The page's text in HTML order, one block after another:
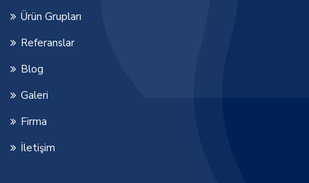
Ürün Grupları
Referanslar
Blog
Galeri
Firma
İletişim